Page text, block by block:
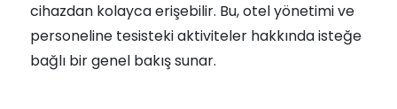
cihazdan kolayca erişebilir. Bu, otel yönetimi ve
personeline tesisteki aktiviteler hakkında isteğe
bağlı bir genel bakış sunar.